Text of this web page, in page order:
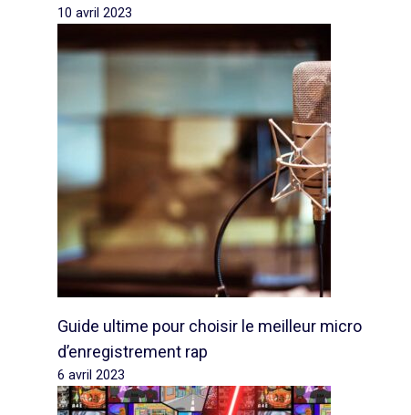
10 avril 2023
Guide ultime pour choisir le meilleur micro
d’enregistrement rap
6 avril 2023